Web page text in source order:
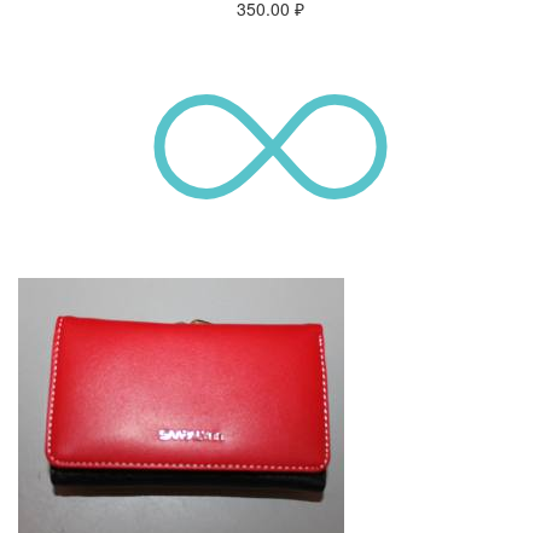
350.00 ₽